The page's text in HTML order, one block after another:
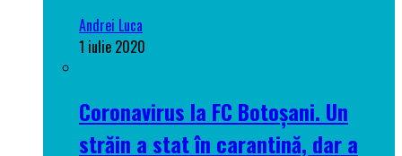
Andrei Luca
1 iulie 2020
Coronavirus la FC Botoșani. Un
străin a stat în carantină, dar a